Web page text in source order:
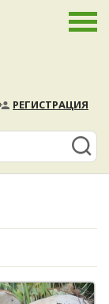
РЕГИСТРАЦИЯ